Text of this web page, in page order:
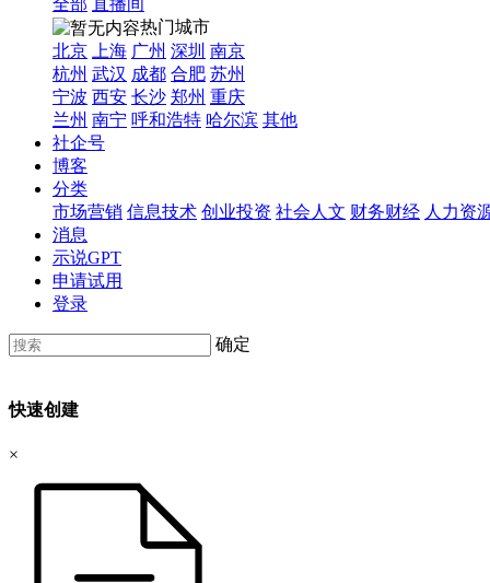
全部 直播间
热门城市
北京
上海 广州 深圳 南京
杭州 武汉 成都 合肥 苏州
宁波 西安 长沙 郑州 重庆
兰州 南宁 呼和浩特 哈尔滨 其他
社企号
博客
分类
市场营销 信息技术 创业投资 社会人文 财务财经 人力资
消息
示说GPT
申请试用
登录
确定
快速创建
×